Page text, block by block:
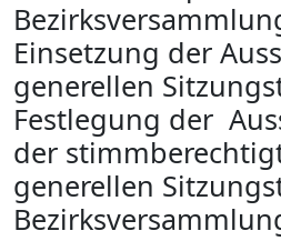
Einsetzung der
generellen
Festlegung der 
der
generellen